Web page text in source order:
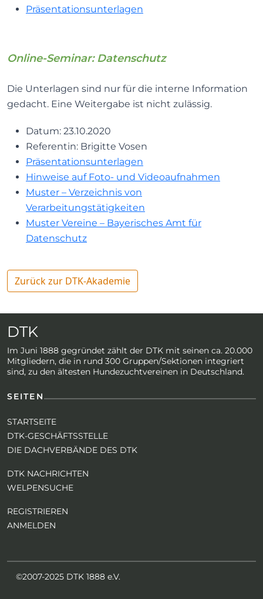
Präsentationsunterlagen
Online-Seminar: Datenschutz
Die Unterlagen sind nur für die interne Information
gedacht. Eine Weitergabe ist nicht zulässig.
Datum: 23.10.2020
Referentin: Brigitte Vosen
Präsentationsunterlagen
Hinweise auf Foto- und Videoaufnahmen
Muster – Verzeichnis von
Verarbeitungstätigkeiten
Muster Vereine – Bayerisches Amt für
Datenschutz
Zurück zur DTK-Akademie
DTK
Im Juni 1888 gegründet zählt der DTK mit seinen ca. 20.000
Mitgliedern, die in rund 300 Gruppen/Sektionen integriert
sind, zu den ältesten Hundezuchtvereinen in Deutschland.
SEITEN
STARTSEITE
DTK-GESCHÄFTSSTELLE
DIE DACHVERBÄNDE DES DTK
DTK NACHRICHTEN
WELPENSUCHE
REGISTRIEREN
ANMELDEN
©2007-2025 DTK 1888 e.V.